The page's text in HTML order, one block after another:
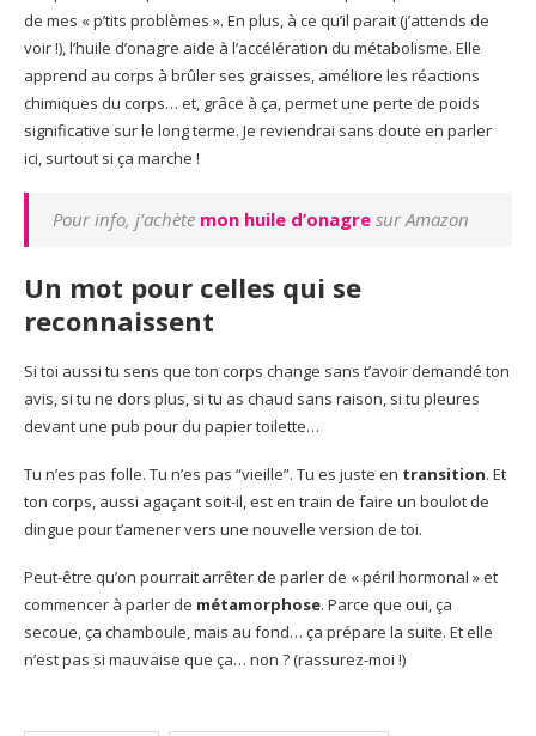
de mes « p’tits problèmes ». En plus, à ce qu’il parait (j’attends de
voir !), l’huile d’onagre aide à l’accélération du métabolisme. Elle
apprend au corps à brûler ses graisses, améliore les réactions
chimiques du corps… et, grâce à ça, permet une perte de poids
significative sur le long terme. Je reviendrai sans doute en parler
ici, surtout si ça marche !
Pour info, j’achète mon huile d’onagre sur Amazon
Un mot pour celles qui se
reconnaissent
Si toi aussi tu sens que ton corps change sans t’avoir demandé ton
avis, si tu ne dors plus, si tu as chaud sans raison, si tu pleures
devant une pub pour du papier toilette…
Tu n’es pas folle. Tu n’es pas “vieille”. Tu es juste en transition. Et
ton corps, aussi agaçant soit-il, est en train de faire un boulot de
dingue pour t’amener vers une nouvelle version de toi.
Peut-être qu’on pourrait arrêter de parler de « péril hormonal » et
commencer à parler de métamorphose. Parce que oui, ça
secoue, ça chamboule, mais au fond… ça prépare la suite. Et elle
n’est pas si mauvaise que ça… non ? (rassurez-moi !)